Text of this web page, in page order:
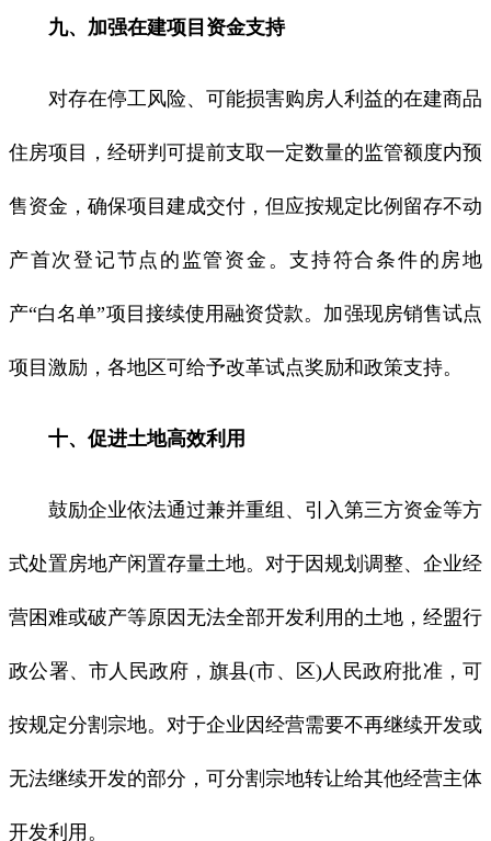
九、加强在建项目资金支持
对存在停工风险、可能损害购房人利益的在建商品
住房项目，经研判可提前支取一定数量的监管额度内预
售资金，确保项目建成交付，但应按规定比例留存不动
产首次登记节点的监管资金。支持符合条件的房地
产“白名单”项目接续使用融资贷款。加强现房销售试点
项目激励，各地区可给予改革试点奖励和政策支持。
十、促进土地高效利用
鼓励企业依法通过兼并重组、引入第三方资金等方
式处置房地产闲置存量土地。对于因规划调整、企业经
营困难或破产等原因无法全部开发利用的土地，经盟行
政公署、市人民政府，旗县(市、区)人民政府批准，可
按规定分割宗地。对于企业因经营需要不再继续开发或
无法继续开发的部分，可分割宗地转让给其他经营主体
开发利用。